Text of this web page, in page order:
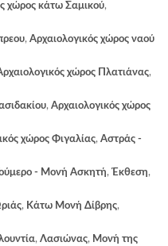
χώρος κάτω Σαμικού,
, Αρχαιολογικός χώρος ναού
χώρος Πλατιάνας,
, Αρχαιολογικός χώρος
χώρος Φιγαλίας, Αστράς -
- Μονή Ασκητή, Έκθεση,
, Κάτω Μονή Δίβρης,
, Λασιώνας, Μονή της